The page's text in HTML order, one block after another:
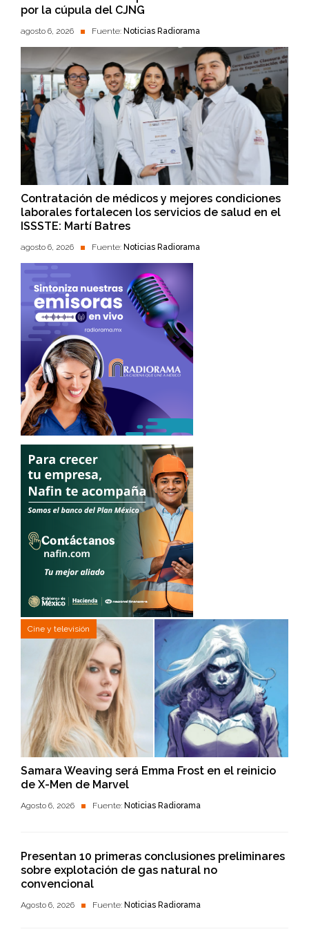
por la cúpula del CJNG
agosto 6, 2026 Fuente: Noticias Radiorama
Contratación de médicos y mejores condiciones
laborales fortalecen los servicios de salud en el
ISSSTE: Martí Batres
agosto 6, 2026 Fuente: Noticias Radiorama
Cine y televisión
Samara Weaving será Emma Frost en el reinicio
de X-Men de Marvel
Agosto 6, 2026 Fuente: Noticias Radiorama
Presentan 10 primeras conclusiones preliminares
sobre explotación de gas natural no
convencional
Agosto 6, 2026 Fuente: Noticias Radiorama